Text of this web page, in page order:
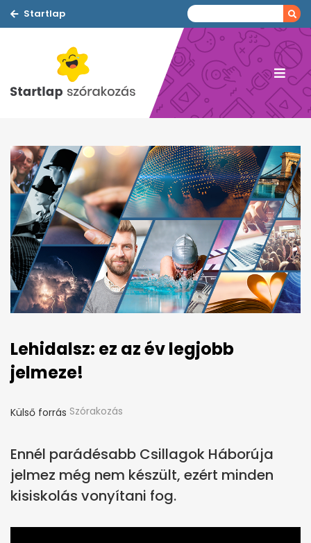
Startlap
Lehidalsz: ez az év legjobb
jelmeze!
Külső forrás Szórakozás
Ennél parádésabb Csillagok Háborúja
jelmez még nem készült, ezért minden
kisiskolás vonyítani fog.